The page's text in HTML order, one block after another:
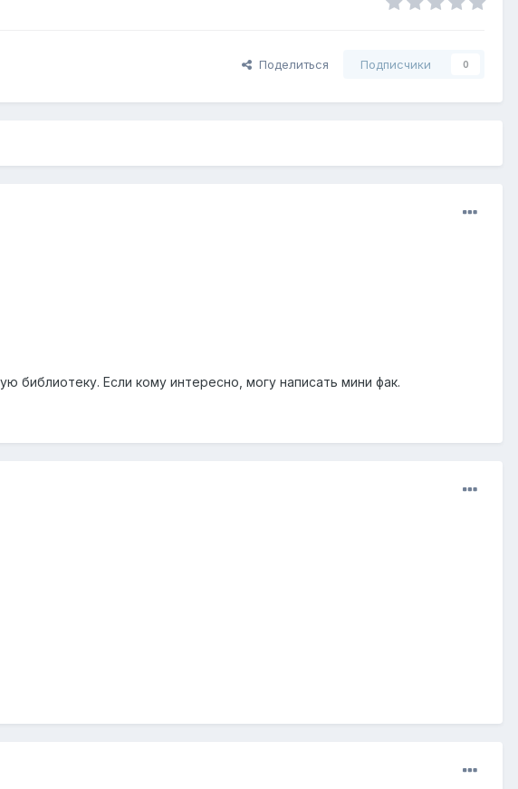
Поделиться Подписчики 0
библиотеку. Если кому интересно, могу написать мини фак.